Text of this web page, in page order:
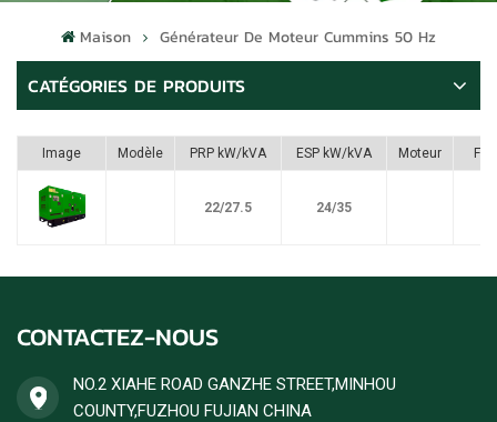
Maison Générateur De Moteur Cummins 50 Hz
CATÉGORIES DE PRODUITS
Image Modèle PRP kW/kVA ESP kW/kVA Moteur
22/27.5 24/35
CONTACTEZ-NOUS
NO.2 XIAHE ROAD GANZHE STREET,MINHOU
COUNTY,FUZHOU FUJIAN CHINA